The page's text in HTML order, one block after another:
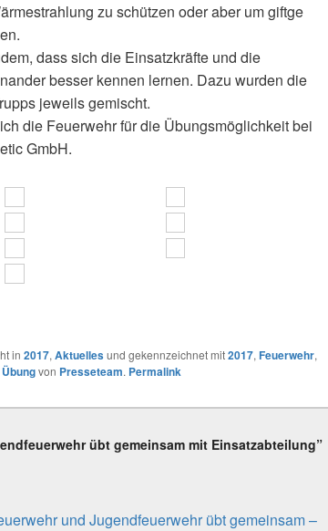
zu schützen oder aber um giftge
dass sich die Einsatzkräfte und die
besser kennen lernen. Dazu wurden die
jeweils gemischt.
die Feuerwehr für die Übungsmöglichkeit bei
GmbH.
in 2017, Aktuellesund gekennzeichnet mit2017, Feuerwehr,
Übungvon Presseteam. Permalink
übt gemeinsam mit Einsatzabteilung”
und Jugendfeuerwehr übt gemeinsam –